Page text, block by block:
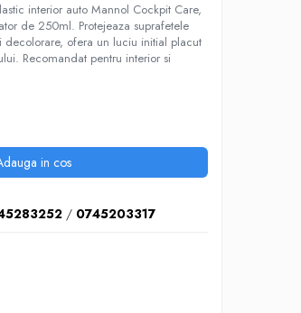
interior auto Mannol Cockpit Care,
de 250ml. Protejeaza suprafetele
ofera un luciu initial placut
Recomandat pentru interior si
in cos
/ 0745203317